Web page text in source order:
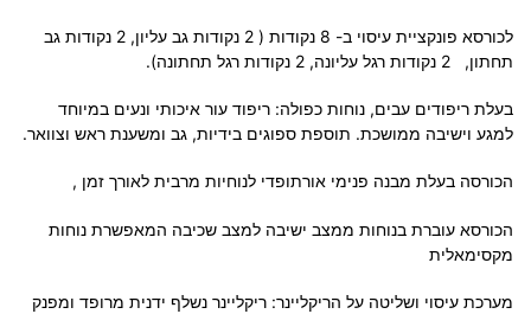
לכורסא פונקציית עיסוי ב- 8 נקודות ( 2 נקודות גב עליון, 2 נקודות גב
תחתון, 2 נקודות רגל עליונה, 2 נקודות רגל תחתונה).
בעלת ריפודים עבים, נוחות כפולה: ריפוד עור איכותי ונעים במיוחד
למגע וישיבה ממושכת. תוספת ספוגים בידיות, גב ומשענת ראש וצוואר.
הכורסה בעלת מבנה פנימי אורתופדי לנוחיות מרבית לאורך זמן ,
הכורסא עוברת בנוחות ממצב ישיבה למצב שכיבה המאפשרת נוחות
מקסימאלית
מערכת עיסוי ושליטה על הריקליינר: ריקליינר נשלף ידנית מרופד ומפנק